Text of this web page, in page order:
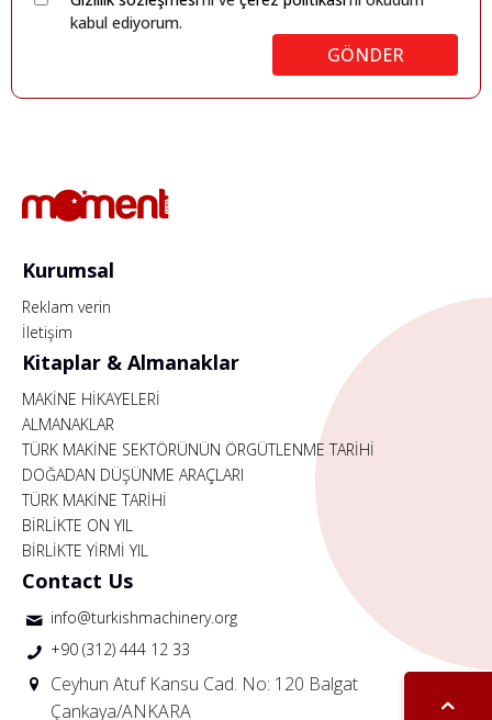
kabul ediyorum.
GÖNDER
Kurumsal
Reklam verin
İletişim
Kitaplar & Almanaklar
MAKİNE HİKAYELERİ
ALMANAKLAR
TÜRK MAKİNE SEKTÖRÜNÜN ÖRGÜTLENME TARİHİ
DOĞADAN DÜŞÜNME ARAÇLARI
TÜRK MAKİNE TARİHİ
BİRLİKTE ON YIL
BİRLİKTE YİRMİ YIL
Contact Us
info@turkishmachinery.org
+90 (312) 444 12 33
Ceyhun Atuf Kansu Cad. No: 120 Balgat
Çankaya/ANKARA